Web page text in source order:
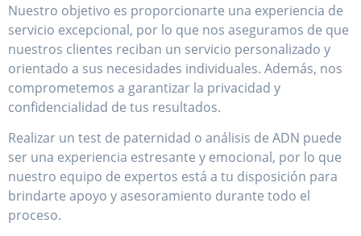
Nuestro objetivo es proporcionarte una experiencia de
servicio excepcional, por lo que nos aseguramos de que
nuestros clientes reciban un servicio personalizado y
orientado a sus necesidades individuales. Además, nos
comprometemos a garantizar la privacidad y
confidencialidad de tus resultados.
Realizar un test de paternidad o análisis de ADN puede
ser una experiencia estresante y emocional, por lo que
nuestro equipo de expertos está a tu disposición para
brindarte apoyo y asesoramiento durante todo el
proceso.